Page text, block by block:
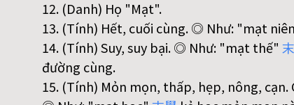
12. (Danh) Họ "Mạt".
13. (Tính) Hết, cuối cùng. ◎ Như: "mạt
14. (Tính) Suy, suy bại. ◎ Như: "mạt thế" 末
đường cùng.
15. (Tính) Mỏn mọn, thấp, hẹp, nông,